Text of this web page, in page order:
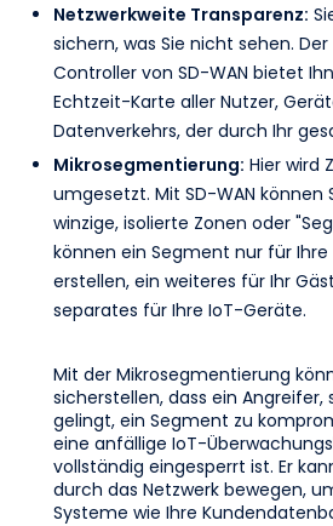
Netzwerkweite Transparenz:
sichern, was Sie nicht sehen.
Controller von SD-WAN bietet
Echtzeit-Karte aller Nutzer,
Datenverkehrs, der durch Ihr
Mikrosegmentierung: Hier wird
umgesetzt. Mit SD-WAN können
winzige, isolierte Zonen oder
können ein Segment nur für
erstellen, ein weiteres für Ihr
separates für Ihre IoT-Geräte.
Mit der Mikrosegmentierung
sicherstellen, dass ein Angreifer,
gelingt, ein Segment zu
eine anfällige IoT-
vollständig eingesperrt ist. Er
durch das Netzwerk bewegen,
Systeme wie Ihre